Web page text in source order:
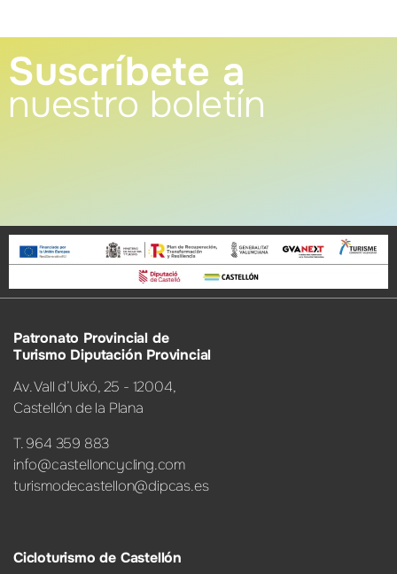
Suscríbete a
nuestro boletín
Patronato Provincial de
Turismo Diputación Provincial
Av. Vall d’Uixó, 25 - 12004,
Castellón de la Plana
T. 964 359 883
info@castelloncycling.com
turismodecastellon@dipcas.es
Cicloturismo de Castellón